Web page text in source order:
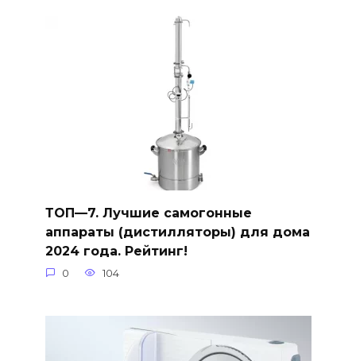
ТОП—7. Лучшие самогонные
аппараты (дистилляторы) для дома
2024 года. Рейтинг!
0 104